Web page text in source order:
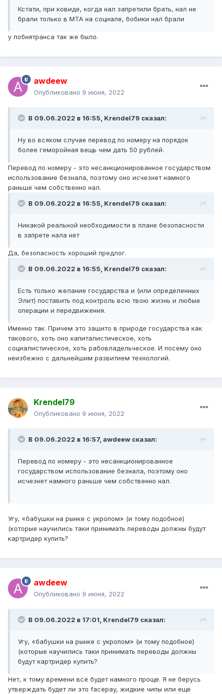
Кстати, при ковиде, когда нал запретили брать, нал не
брали только в МТА на социале, бобики нал брали
у лобнятранса так же было.
awdeew
Опубликовано 9 июня, 2022
В 09.06.2022 в 16:55, Krendel79 сказал:
Ну во всяком случае перевод по номеру на порядок
более геморойная вещь чем дать 50 рублей.
Перевод по номеру - это несанкционированное государством
использование безнала, поэтому оно исчезнет намного
раньше чем собственно нал.
В 09.06.2022 в 16:55, Krendel79 сказал:
Никакой реальной необходимости в плане безопасности
в запрете нала нет
Да, безопасность хороший предлог.
В 09.06.2022 в 16:55, Krendel79 сказал:
Есть только желание государства и (или определенных
Элит) поставить под контроль всю твою жизнь и любые
операции и передвижения.
Именно так. Причем это зашито в природе государства как
такового, хоть оно капиталистическое, хоть
социалистическое, хоть рабовладельческое. И посему оно
неизбежно с дальнейшим развитием технологий.
Krendel79
Опубликовано 9 июня, 2022
В 09.06.2022 в 16:57, awdeew сказал:
Перевод по номеру - это несанкционированное
государством использование безнала, поэтому оно
исчезнет намного раньше чем собственно нал.
Угу, «бабушки на рынке с укропом» (и тому подобное)
(которые научились таки принимать переводы должны будут
картридер купить?
awdeew
Опубликовано 9 июня, 2022
В 09.06.2022 в 17:01, Krendel79 сказал:
Угу, «бабушки на рынке с укропом» (и тому подобное)
(которые научились таки принимать переводы должны
будут картридер купить?
Нет, к тому времени всё будет намного проще. Я не берусь
утверждать будет ли это facepay, жидкие чипы или еще